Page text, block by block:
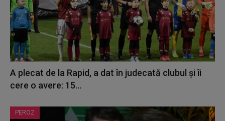
A plecat de la Rapid, a dat în judecată clubul și îi
cere o avere: 15...
PEROZ